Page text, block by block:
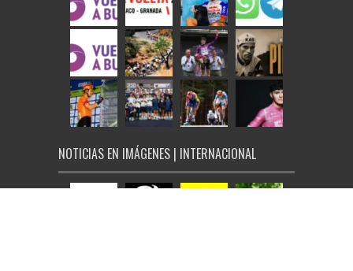
NOTICIAS EN IMÁGENES | INTERNACIONAL